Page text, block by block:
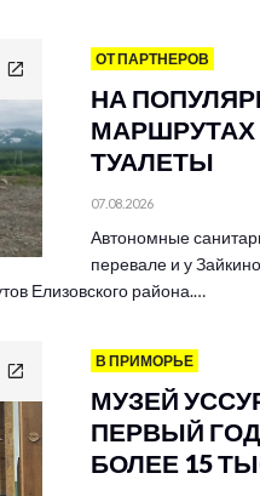
ОТ ПАРТНЕРОВ
НА
МАРШРУТАХ
ТУАЛЕТЫ
07.08.2026
Автономные
перевале и у
Елизовского района.…
В ПРИМОРЬЕ
МУЗЕЙ
ПЕРВЫЙ
БОЛЕЕ 15